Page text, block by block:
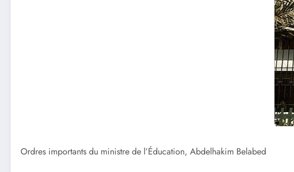
Ordres importants du ministre de l’Éducation, Abdelhakim Belabed